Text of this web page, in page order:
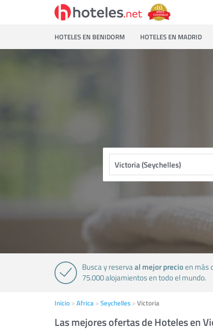
HOTELES EN BENIDORM HOTELES EN MADRID
Busca y reservaal mejor precioen más
75.000 alojamientos en todo el mundo.
Inicio Africa Seychelles Victoria
Las mejores ofertas de Hoteles en